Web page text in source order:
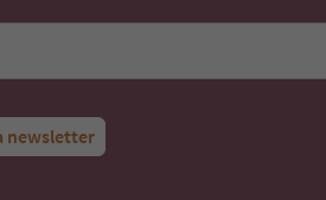
newsletter